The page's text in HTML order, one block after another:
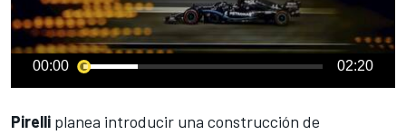
00:00 02:20
Pirelli planea introducir una construcción de